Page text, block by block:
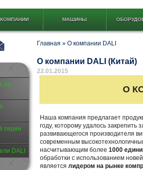
МАШИНЫ
на
серии
DALI
Главная » О компании DALI
О компании DALI (Китай)
22.01.2015
О
Наша компания предлагает
году, которому удалось закрепить
развивающегося производителя
современным
насчитывающим более 1000
обработки с использованием
является лидером на рынке